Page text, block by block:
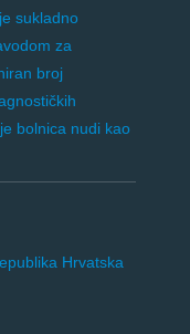
sukladno
za
broj
bolnica nudi kao
Hrvatska